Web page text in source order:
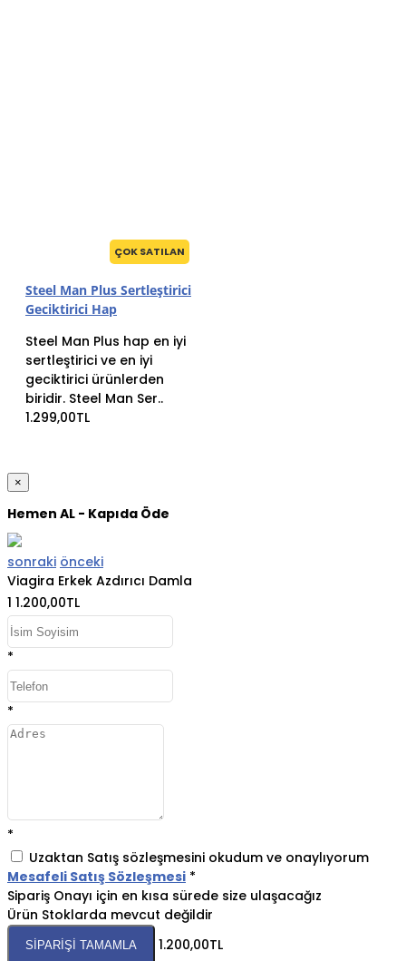
ÇOK SATILAN
Steel Man Plus Sertleştirici
Geciktirici Hap
Steel Man Plus hap en iyi
sertleştirici ve en iyi
geciktirici ürünlerden
biridir. Steel Man Ser..
1.299,00TL
×
Hemen AL - Kapıda Öde
sonraki önceki
Viagira Erkek Azdırıcı Damla
1 1.200,00TL
*
*
*
Uzaktan Satış sözleşmesini okudum ve onaylıyorum
Mesafeli Satış Sözleşmesi *
Sipariş Onayı için en kısa sürede size ulaşacağız
Ürün Stoklarda mevcut değildir
SIPARIŞI TAMAMLA 1.200,00TL